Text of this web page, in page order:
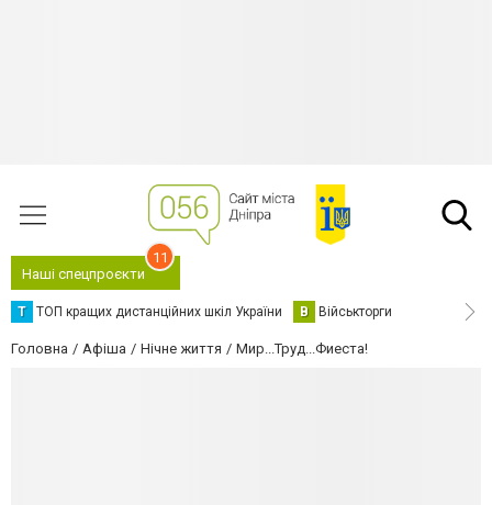
Наші спецпроєкти
11
Т ТОП кращих дистанційних шкіл України В Військторги
Головна Афіша Нічне життя Мир...Труд...Фиеста!